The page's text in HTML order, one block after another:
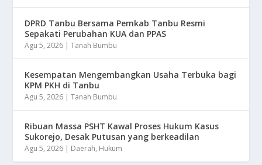
DPRD Tanbu Bersama Pemkab Tanbu Resmi
Sepakati Perubahan KUA dan PPAS
Agu 5, 2026 |Tanah Bumbu
Kesempatan Mengembangkan Usaha Terbuka bagi
KPM PKH di Tanbu
Agu 5, 2026 |Tanah Bumbu
Ribuan Massa PSHT Kawal Proses Hukum Kasus
Sukorejo, Desak Putusan yang berkeadilan
Agu 5, 2026 | Daerah, Hukum